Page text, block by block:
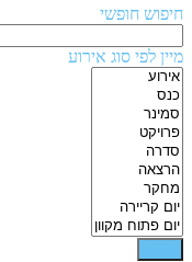
חיפוש חופשי
מיין לפי סוג אירוע